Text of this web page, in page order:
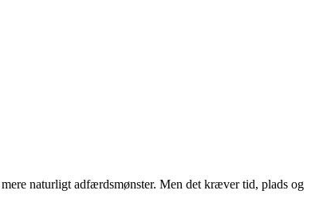
naturligt adfærdsmønster. Men det kræver tid, plads og